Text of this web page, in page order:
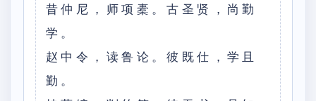
昔仲尼，师项橐。古圣贤，尚勤
学。
赵中令，读鲁论。彼既仕，学且
勤。